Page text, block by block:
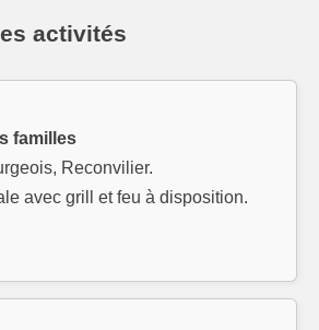
activités
familles
Reconvilier.
avec grill et feu à disposition.